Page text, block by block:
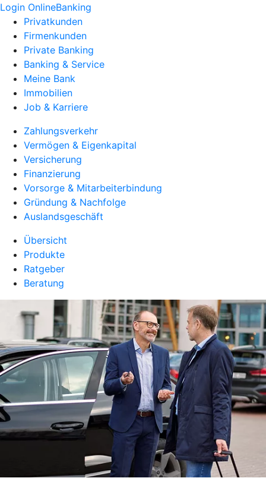
Login OnlineBanking
Privatkunden
Firmenkunden
Private Banking
Banking & Service
Meine Bank
Immobilien
Job & Karriere
Zahlungsverkehr
Vermögen & Eigenkapital
Versicherung
Finanzierung
Vorsorge & Mitarbeiterbindung
Gründung & Nachfolge
Auslandsgeschäft
Übersicht
Produkte
Ratgeber
Beratung